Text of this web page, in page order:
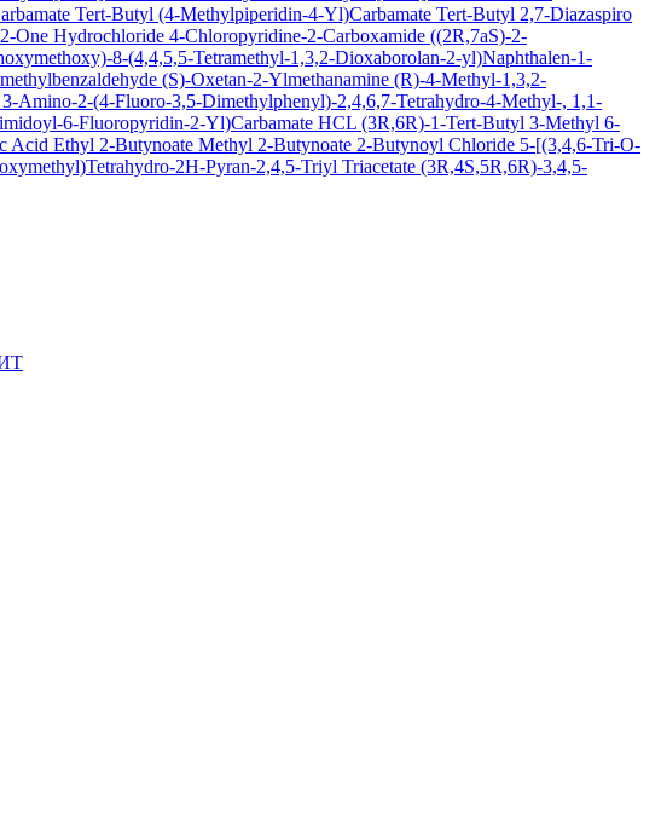
Tert-Butyl (4-Methylpiperidin-4-Yl)Carbamate Tert-Butyl 2,7-Diazaspiro
One Hydrochloride 4-Chloropyridine-2-Carboxamide ((2R,7aS)-2-
8-(4,4,5,5-Tetramethyl-1,3,2-Dioxaborolan-2-yl)Naphthalen-1-
(S)-Oxetan-2-Ylmethanamine (R)-4-Methyl-1,3,2-
Amino-2-(4-Fluoro-3,5-Dimethylphenyl)-2,4,6,7-Tetrahydro-4-Methyl-, 1,1-
6-Fluoropyridin-2-Yl)Carbamate HCL (3R,6R)-1-Tert-Butyl 3-Methyl 6-
Acid Ethyl 2-Butynoate Methyl 2-Butynoate 2-Butynoyl Chloride 5-[(3,4,6-Tri-O-
2H-Pyran-2,4,5-Triyl Triacetate (3R,4S,5R,6R)-3,4,5-